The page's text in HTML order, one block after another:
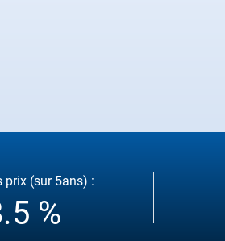
prix (sur 5ans) :
%